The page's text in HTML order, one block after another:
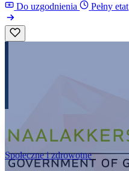
Do uzgodnienia Pełny etat
Społeczne i zdrowotne